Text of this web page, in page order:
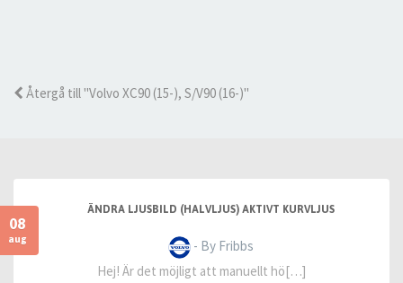
Återgå till "Volvo XC90 (15-), S/V90 (16-)"
08
aug
ÄNDRA LJUSBILD (HALVLJUS) AKTIVT KURVLJUS
- By Fribbs
Hej! Är det möjligt att manuellt hö[…]